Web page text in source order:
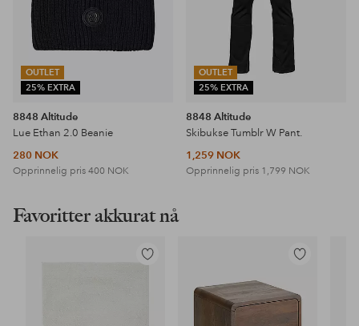
OUTLET
25% EXTRA
8848 Altitude
Lue Ethan 2.0 Beanie
280 NOK
Opprinnelig pris 400 NOK
OUTLET
25% EXTRA
8848 Altitude
Skibukse Tumblr W Pant.
1,259 NOK
Opprinnelig pris 1,799 NOK
Favoritter akkurat nå
Legg
Legg
favoritter